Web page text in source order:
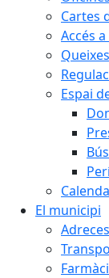
Cartes
Accés
Espai
El municipi